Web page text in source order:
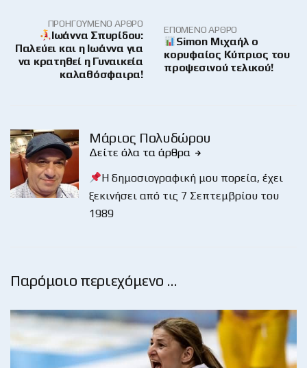
ΠΡΟΗΓΟΎΜΕΝΟ ΆΡΘΡΟ
Ιωάννα Σπυρίδου:
Παλεύει και η Ιωάννα για
να κρατηθεί η Γυναικεία
καλαθόσφαιρα!
ΕΠΌΜΕΝΟ ΆΡΘΡΟ
Simon Μιχαήλ ο
κορυφαίος Κύπριος του
προψεσινού τελικού!
Μάριος Πολυδώρου
Δείτε όλα τα άρθρα
Η δημοσιογραφική μου πορεία, έχει
ξεκινήσει από τις 7 Σεπτεμβρίου του
1989
Παρόμοιο περιεχόμενο …